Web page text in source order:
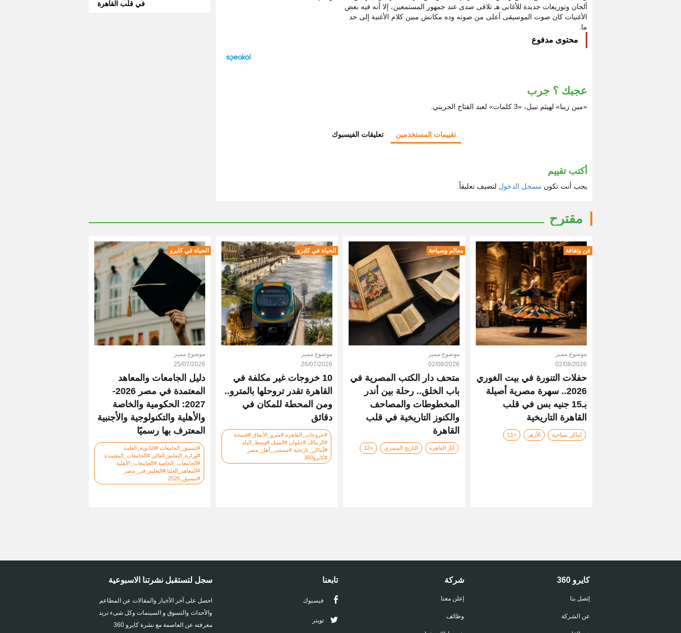
ألحان وتوزيعات جديدة للأغانى هـ تلاقى صدى عند جمهور المستمعين، إلا أنه فيه بعض
الأغنيات كان صوت الموسيقى أعلى من صوته وده مكانش مبين كلام الأغنية إلى حد
ما.
محتوى مدفوع
عجبك ؟ جرب
«مين زينا» لهيثم نبيل، «3 كلمات» لعبد الفتاح الجريني.
تقييمات المستخدمين تعليقات الفيسبوك
أكتب تقييم
يجب أنت تكون مسجل الدخول لتضيف تعليقاً.
في قلب القاهرة
مقترح
فن وثقافة
موضوع مميز
02/08/2026
حفلات التنورة في بيت الغوري
2026.. سهرة مصرية أصيلة
بـ15 جنيه بس في قلب
القاهرة التاريخية
أماكن سياحية الأزهر +11
معالم وسياحة
موضوع مميز
02/08/2026
متحف دار الكتب المصرية في
باب الخلق.. رحلة بين أندر
المخطوطات والمصاحف
والكنوز التاريخية في قلب
القاهرة
آثار القاهرة التاريخ المصري +12
الحياة في كايرو
موضوع مميز
26/07/2026
10 خروجات غير مكلفة في
القاهرة تقدر تروحلها بالمترو..
ومن المحطة للمكان في
دقائق
#خروجات_القاهرة #مترو_الأنفاق #فسحة
#الزمالك #حلوان #المنيل #وسط_البلد
#أماكن_تاريخية #ممشى_أهل_مصر
#كايرو360
الحياة في كايرو
موضوع مميز
25/07/2026
دليل الجامعات والمعاهد
المعتمدة في مصر 2026-
2027: الحكومية والخاصة
والأهلية والتكنولوجية والأجنبية
المعترف بها رسميًا
#تنسيق_الجامعات #الثانوية_العامة
#وزارة_التعليم_العالي #الجامعات_المعتمدة
#الجامعات_الخاصة #الجامعات_الأهلية
#المعاهد_العليا #التعليم_في_مصر
#تنسيق_2026
كايرو 360
إتصل بنا
عن الشركة
شركة
إعلن معنا
وظائف
تابعنا
فيسبوك
تويتر
سجل لتستقبل نشرتنا الاسبوعية
احصل على آخر الأخبار والمقالات عن المطاعم
والأحداث والتسوق و السينمات وكل شىء تريد
معرفته عن العاصمة مع نشرة كايرو 360